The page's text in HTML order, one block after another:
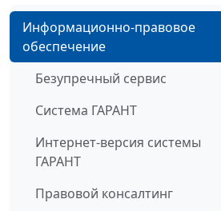
Информационно-правовое
обеспечение
Безупречный сервис
Система ГАРАНТ
Интернет-версия системы
ГАРАНТ
Правовой консалтинг